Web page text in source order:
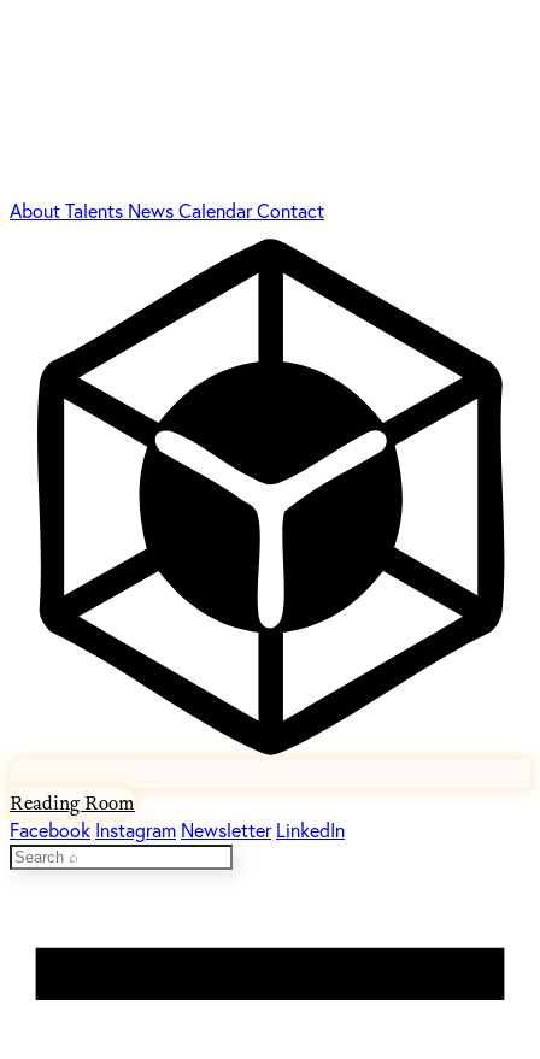
AboutTalents NewsCalendarContact
Reading Room
Facebook Instagram Newsletter LinkedIn